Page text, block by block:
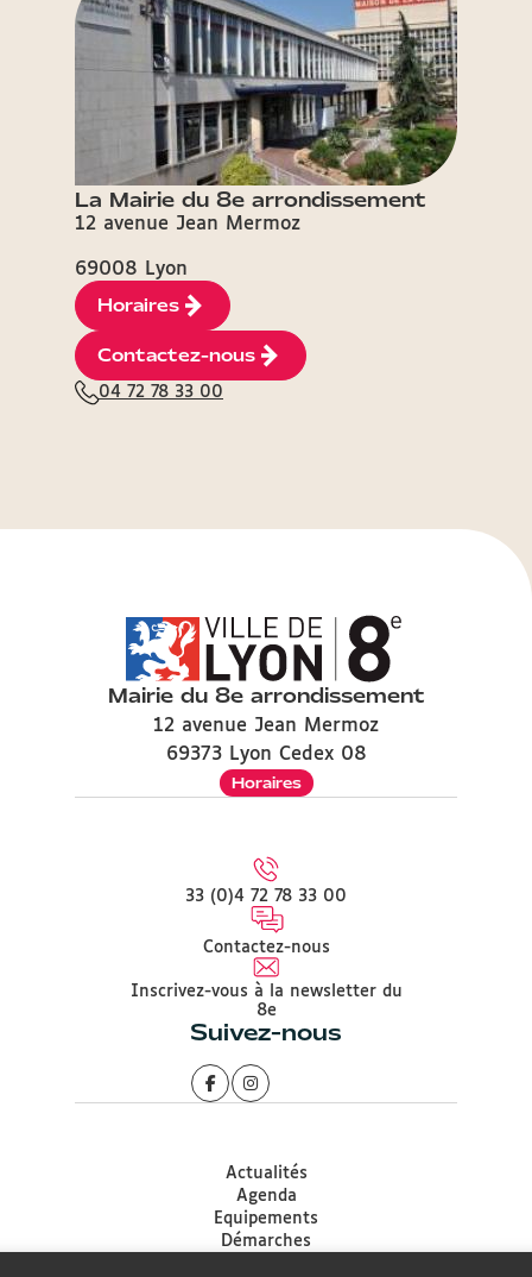
La Mairie du 8e arrondissement
12 avenue Jean Mermoz
69008 Lyon
Horaires
Contactez-nous
04 72 78 33 00
Mairie du 8e arrondissement
12 avenue Jean Mermoz
69373 Lyon Cedex 08
Horaires
33 (0)4 72 78 33 00
Contactez-nous
Inscrivez-vous à la newsletter du
8e
Suivez-nous
Actualités
Agenda
Equipements
Démarches